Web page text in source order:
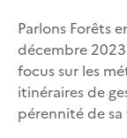
Parlons Forêts
décembre
focus sur les
itinéraires de
pérennité de